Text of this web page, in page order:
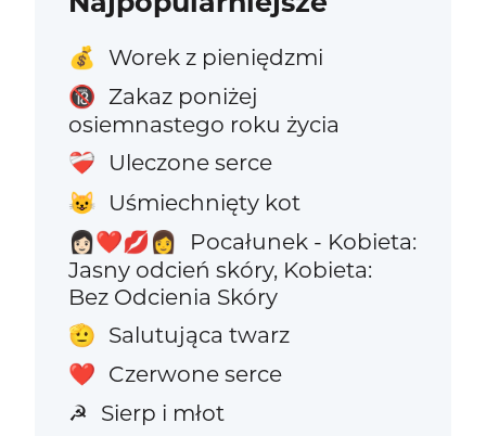
💰 Worek z pieniędzmi
🔞 Zakaz poniżej
osiemnastego roku życia
❤️‍🩹 Uleczone serce
😺 Uśmiechnięty kot
👩🏻‍❤️‍💋‍👩
Pocałunek - Kobieta:
Jasny odcień skóry, Kobieta:
Bez Odcienia Skóry
🫡 Salutująca twarz
❤️ Czerwone serce
☭ Sierp i młot